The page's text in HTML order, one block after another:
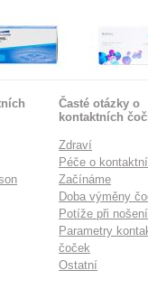
Časté otázky o
kontaktních
Zdraví
Péče o
Začínáme
Doba výměny
Potíže při
Parametry
čoček
Ostatní